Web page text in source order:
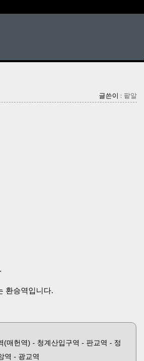
글쓴이 : 팥알
환승역입니다.
매헌역) - 청계산입구역 - 판교역 - 정
역 - 광교역